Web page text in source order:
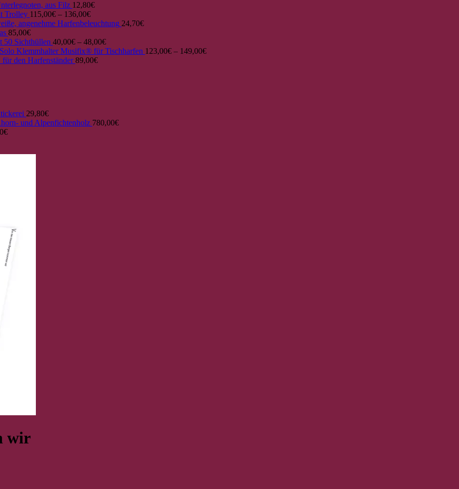
aus Filz 12,80€
Trolley 115,00€ – 136,00€
angenehme Harfenbeleuchtung 24,70€
85,00€
50 Sichthüllen 40,00€ – 48,00€
Klemmhalter Musifix® für Tischharfen 123,00€ – 149,00€
den Harfenständer 89,00€
29,80€
und Alpenfichtenholz 780,00€
€
wir